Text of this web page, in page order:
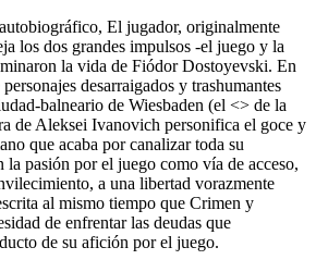
El jugador, originalmente
los dos grandes impulsos -el juego y la
la vida de Fiódor Dostoyevski. En
desarraigados y trashumantes
balneario de Wiesbaden (el <> de la
de Aleksei Ivanovich personifica el goce y
que acaba por canalizar toda su
la pasión por el juego como vía de acceso,
a una libertad vorazmente
al mismo tiempo que Crimen y
de enfrentar las deudas que
de su afición por el juego.